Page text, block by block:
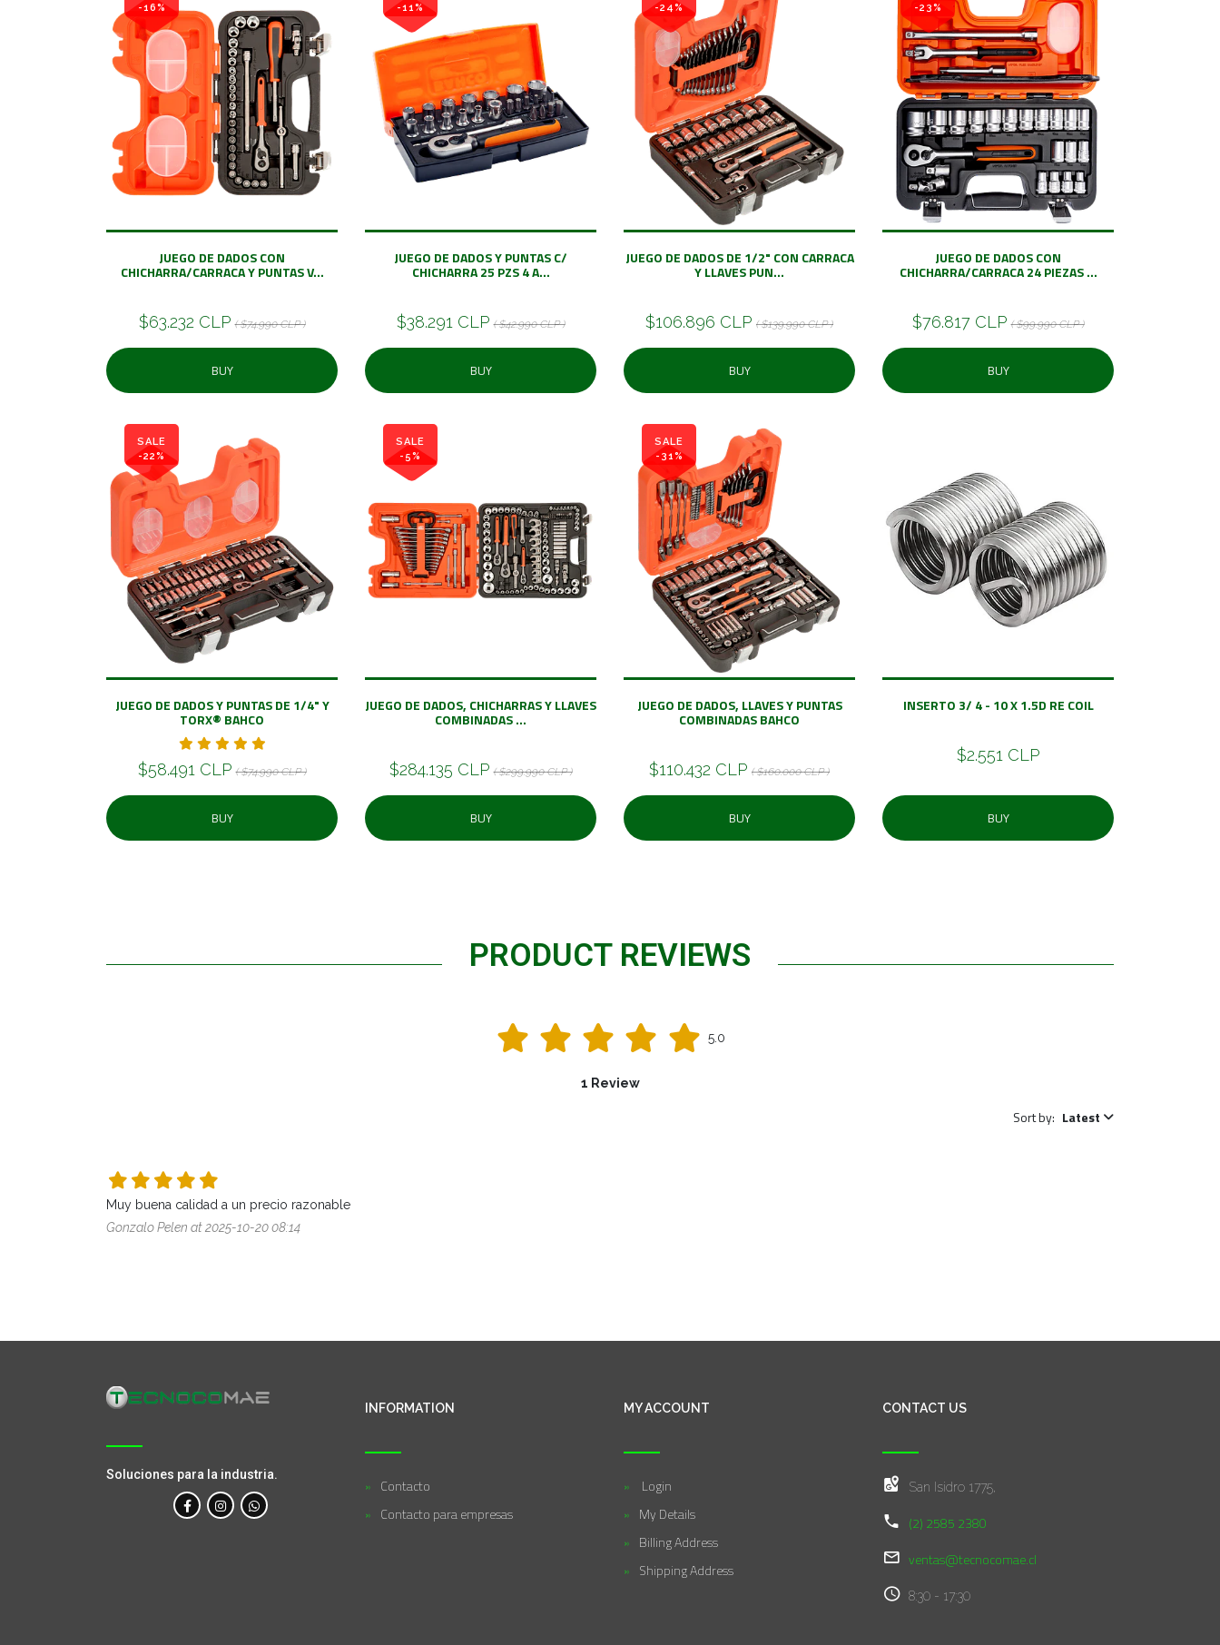
-16%
JUEGO DE DADOS CON
CHICHARRA/CARRACA Y PUNTAS V...
$63.232 CLP ( $74.990 CLP )
BUY
-11%
JUEGO DE DADOS Y PUNTAS C/
CHICHARRA 25 PZS 4 A...
$38.291 CLP ( $42.990 CLP )
BUY
-24%
JUEGO DE DADOS DE 1/2" CON CARRACA
Y LLAVES PUN...
$106.896 CLP ( $139.990 CLP )
BUY
-23%
JUEGO DE DADOS CON
CHICHARRA/CARRACA 24 PIEZAS ...
$76.817 CLP ( $99.990 CLP )
BUY
SALE
-22%
JUEGO DE DADOS Y PUNTAS DE 1/4" Y
TORX® BAHCO
$58.491 CLP ( $74.990 CLP )
BUY
SALE
-5%
JUEGO DE DADOS, CHICHARRAS Y LLAVES
COMBINADAS ...
$284.135 CLP ( $299.990 CLP )
BUY
SALE
-31%
JUEGO DE DADOS, LLAVES Y PUNTAS
COMBINADAS BAHCO
$110.432 CLP ( $160.000 CLP )
BUY
INSERTO 3/ 4 - 10 X 1.5D RE COIL
$2.551 CLP
BUY
PRODUCT REVIEWS
5.0
1 Review
Sort by: Latest
Muy buena calidad a un precio razonable
Gonzalo Pelen at 2025-10-20 08:14
Soluciones para la industria.
INFORMATION
Contacto
Contacto para empresas
MY ACCOUNT
Login
My Details
Billing Address
Shipping Address
CONTACT US
San Isidro 1775,
(2) 2585 2380
ventas@tecnocomae.cl
8:30 - 17:30